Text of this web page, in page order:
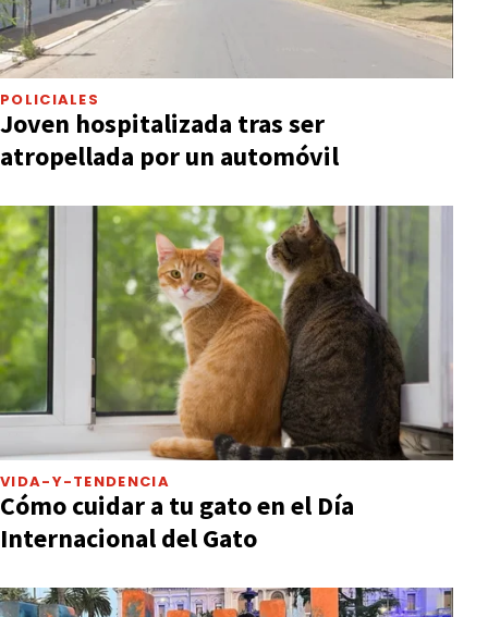
POLICIALES
Joven hospitalizada tras ser
atropellada por un automóvil
VIDA-Y-TENDENCIA
Cómo cuidar a tu gato en el Día
Internacional del Gato